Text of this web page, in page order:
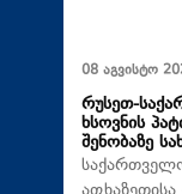
08 აგვისტო
რუსეთ-
ხსოვნის
შენობაზე